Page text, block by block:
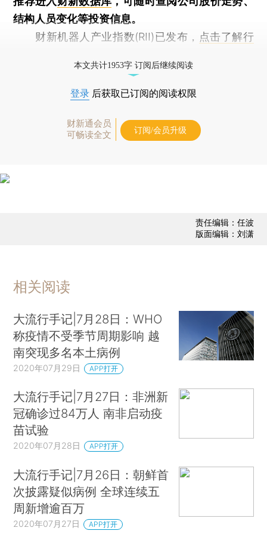
结构人员变化等投资信息。
财新机器人产业指数(RII)已发布， 点击了解行
本文共计1953字 订阅后继续阅读
登录 后获取已订阅的阅读权限
财新通会员
可畅读全文
订阅/会员升级
责任编辑：任波
版面编辑：刘潇
相关阅读
大流行手记|7月28日：WHO
称疫情不受季节周期影响 越
南突现多名本土病例
2020年07月29日 APP打开
大流行手记|7月27日：非洲新
冠确诊过84万人 南非启动疫
苗试验
2020年07月28日 APP打开
大流行手记|7月26日：朝鲜首
次披露疑似病例 全球连续五
周新增逾百万
2020年07月27日 APP打开